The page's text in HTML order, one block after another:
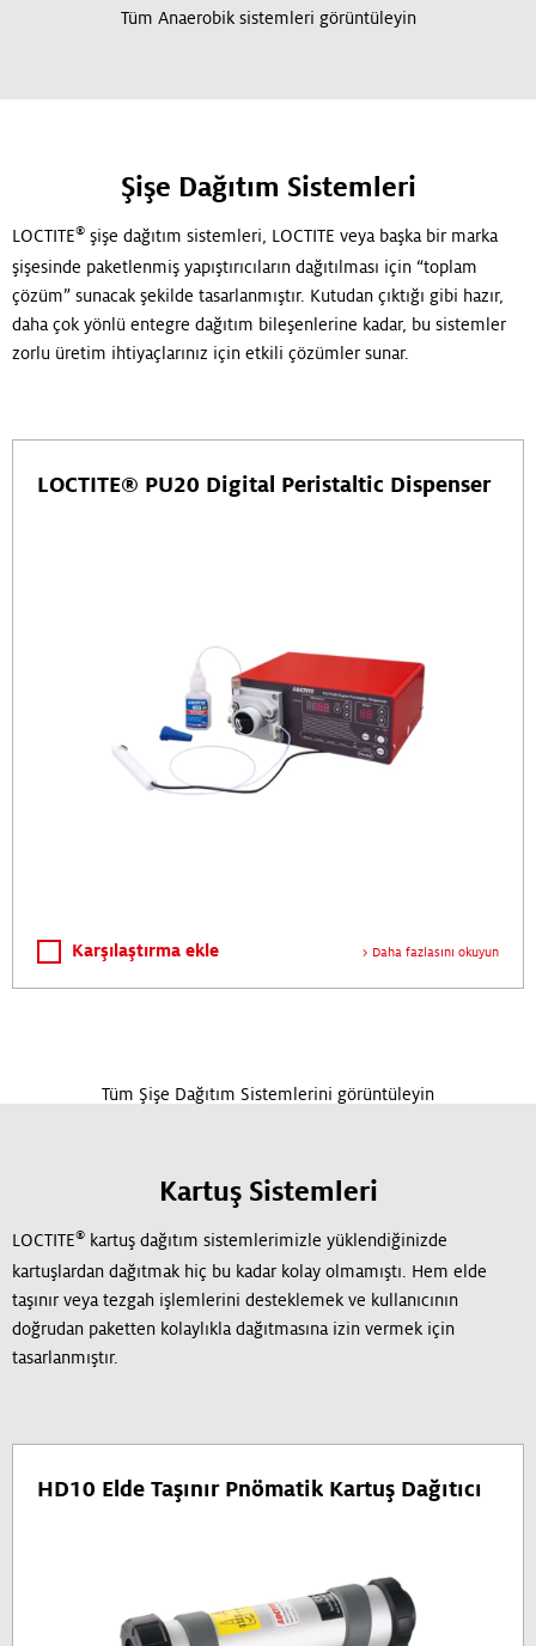
Tüm Anaerobik sistemleri görüntüleyin
Şişe Dağıtım Sistemleri
LOCTITE® şişe dağıtım sistemleri, LOCTITE veya başka bir marka
şişesinde paketlenmiş yapıştırıcıların dağıtılması için “toplam
çözüm” sunacak şekilde tasarlanmıştır. Kutudan çıktığı gibi hazır,
daha çok yönlü entegre dağıtım bileşenlerine kadar, bu sistemler
zorlu üretim ihtiyaçlarınız için etkili çözümler sunar.
LOCTITE® PU20 Digital Peristaltic Dispenser
Karşılaştırma ekle Daha fazlasını okuyun
Tüm Şişe Dağıtım Sistemlerini görüntüleyin
Kartuş Sistemleri
LOCTITE® kartuş dağıtım sistemlerimizle yüklendiğinizde
kartuşlardan dağıtmak hiç bu kadar kolay olmamıştı. Hem elde
taşınır veya tezgah işlemlerini desteklemek ve kullanıcının
doğrudan paketten kolaylıkla dağıtmasına izin vermek için
tasarlanmıştır.
HD10 Elde Taşınır Pnömatik Kartuş Dağıtıcı